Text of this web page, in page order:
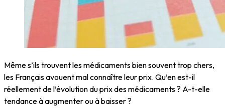
Même s’ils trouvent les médicaments bien souvent trop chers,
les Français avouent mal connaître leur prix. Qu’en est-il
réellement de l’évolution du prix des médicaments ? A-t-elle
tendance à augmenter ou à baisser ?